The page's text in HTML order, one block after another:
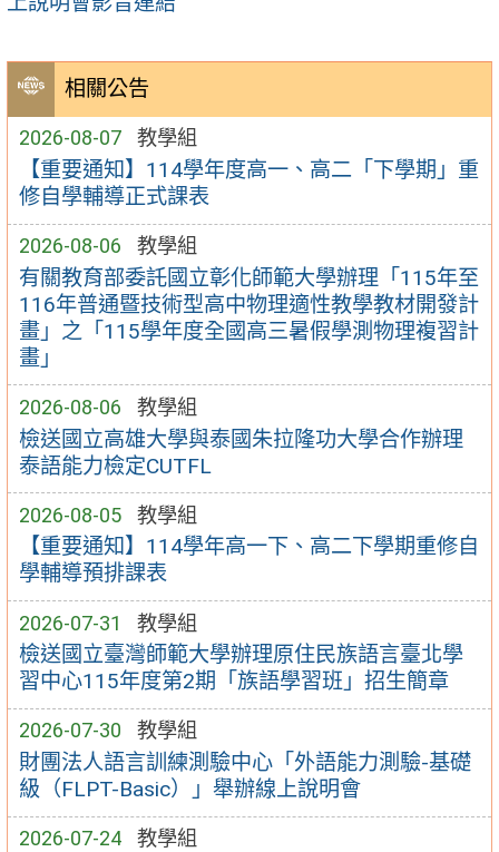
相關公告
2026-08-07 教學組
【重要通知】114學年度高一、高二「下學期」重
修自學輔導正式課表
2026-08-06 教學組
有關教育部委託國立彰化師範大學辦理「115年至
116年普通暨技術型高中物理適性教學教材開發計
畫」之「115學年度全國高三暑假學測物理複習計
畫」
2026-08-06 教學組
檢送國立高雄大學與泰國朱拉隆功大學合作辦理
泰語能力檢定CUTFL
2026-08-05 教學組
【重要通知】114學年高一下、高二下學期重修自
學輔導預排課表
2026-07-31 教學組
檢送國立臺灣師範大學辦理原住民族語言臺北學
習中心115年度第2期「族語學習班」招生簡章
2026-07-30 教學組
財團法人語言訓練測驗中心「外語能力測驗-基礎
級（FLPT-Basic）」舉辦線上說明會
2026-07-24 教學組